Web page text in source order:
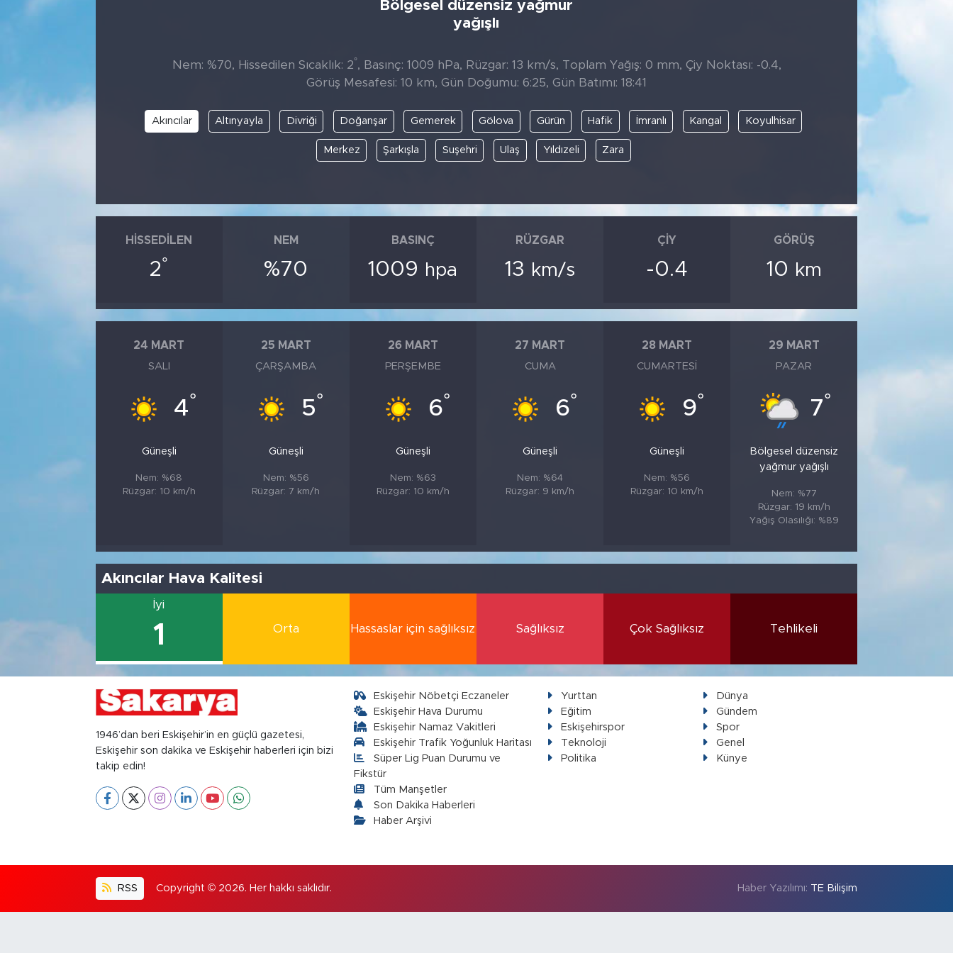
Bölgesel düzensiz yağmur
yağışlı
Nem: %70, Hissedilen Sıcaklık: 2°, Basınç: 1009 hPa, Rüzgar: 13 km/s, Toplam Yağış: 0 mm, Çiy Noktası: -0.4,
Görüş Mesafesi: 10 km, Gün Doğumu: 6:25, Gün Batımı: 18:41
Akıncılar Altınyayla Divriği Doğanşar Gemerek Gölova Gürün Hafik İmranlı Kangal Koyulhisar
Merkez Şarkışla Suşehri Ulaş Yıldızeli Zara
HISSEDILEN
2°
NEM
%70
BASINÇ
1009 hpa
RÜZGAR
13 km/s
ÇIY
-0.4
GÖRÜŞ
10 km
24 MART
SALI
4°
Güneşli
Nem: %68
Rüzgar: 10 km/h
25 MART
ÇARŞAMBA
5°
Güneşli
Nem: %56
Rüzgar: 7 km/h
26 MART
PERŞEMBE
6°
Güneşli
Nem: %63
Rüzgar: 10 km/h
27 MART
CUMA
6°
Güneşli
Nem: %64
Rüzgar: 9 km/h
28 MART
CUMARTESI
9°
Güneşli
Nem: %56
Rüzgar: 10 km/h
29 MART
PAZAR
7°
Bölgesel düzensiz
yağmur yağışlı
Nem: %77
Rüzgar: 19 km/h
Yağış Olasılığı: %89
Akıncılar Hava Kalitesi
İyi
1 Orta Hassaslar için sağlıksız Sağlıksız Çok Sağlıksız Tehlikeli
1946’dan beri Eskişehir’in en güçlü gazetesi,
Eskişehir son dakika ve Eskişehir haberleri için bizi
takip edin!
Eskişehir Nöbetçi Eczaneler
Eskişehir Hava Durumu
Eskişehir Namaz Vakitleri
Eskişehir Trafik Yoğunluk Haritası
Süper Lig Puan Durumu ve
Fikstür
Tüm Manşetler
Son Dakika Haberleri
Haber Arşivi
Yurttan
Dünya
Eğitim
Gündem
Eskişehirspor
Spor
Teknoloji
Genel
Politika
Künye
RSS Copyright © 2026. Her hakkı saklıdır. Haber Yazılımı: TE Bilişim
Söyleşi